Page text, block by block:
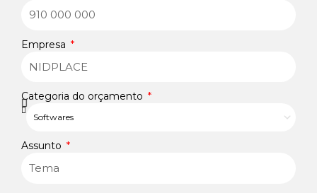
Empresa
Categoria do orçamento
Assunto